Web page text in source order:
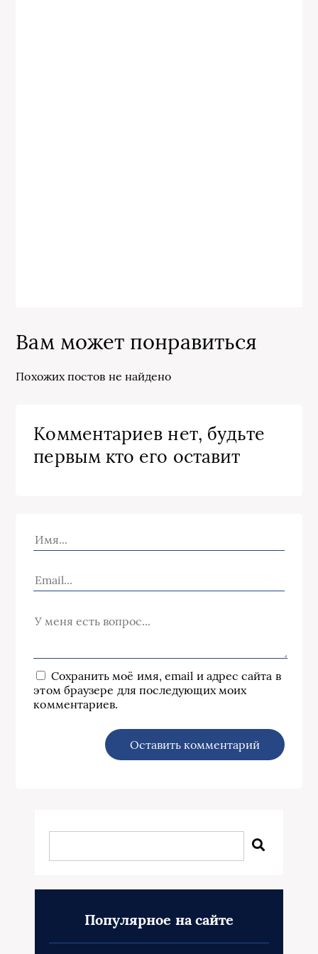
Вам может понравиться
Похожих постов не найдено
Комментариев нет, будьте
первым кто его оставит
Сохранить моё имя, email и адрес сайта в
этом браузере для последующих моих
комментариев.
Популярное на сайте